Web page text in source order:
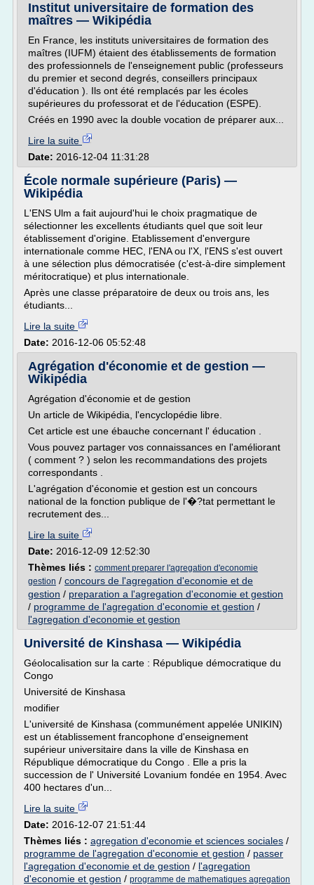
Institut universitaire de formation des
maîtres — Wikipédia
En France, les instituts universitaires de formation des
maîtres (IUFM) étaient des établissements de formation
des professionnels de l'enseignement public (professeurs
du premier et second degrés, conseillers principaux
d'éducation ). Ils ont été remplacés par les écoles
supérieures du professorat et de l'éducation (ESPE).
Créés en 1990 avec la double vocation de préparer aux...
Lire la suite
Date: 2016-12-04 11:31:28
École normale supérieure (Paris) —
Wikipédia
L'ENS Ulm a fait aujourd'hui le choix pragmatique de
sélectionner les excellents étudiants quel que soit leur
établissement d'origine. Etablissement d'envergure
internationale comme HEC, l'ENA ou l'X, l'ENS s'est ouvert
à une sélection plus démocratisée (c'est-à-dire simplement
méritocratique) et plus internationale.
Après une classe préparatoire de deux ou trois ans, les
étudiants...
Lire la suite
Date: 2016-12-06 05:52:48
Agrégation d'économie et de gestion —
Wikipédia
Agrégation d'économie et de gestion
Un article de Wikipédia, l'encyclopédie libre.
Cet article est une ébauche concernant l' éducation .
Vous pouvez partager vos connaissances en l'améliorant
( comment ? ) selon les recommandations des projets
correspondants .
L'agrégation d'économie et gestion est un concours
national de la fonction publique de l'�?tat permettant le
recrutement des...
Lire la suite
Date: 2016-12-09 12:52:30
Thèmes liés : comment preparer l'agregation d'economie
gestion / concours de l'agregation d'economie et de
gestion / preparation a l'agregation d'economie et gestion
/ programme de l'agregation d'economie et gestion /
l'agregation d'economie et gestion
Université de Kinshasa — Wikipédia
Géolocalisation sur la carte : République démocratique du
Congo
Université de Kinshasa
modifier
L'université de Kinshasa (communément appelée UNIKIN)
est un établissement francophone d'enseignement
supérieur universitaire dans la ville de Kinshasa en
République démocratique du Congo . Elle a pris la
succession de l' Université Lovanium fondée en 1954. Avec
400 hectares d'un...
Lire la suite
Date: 2016-12-07 21:51:44
Thèmes liés : agregation d'economie et sciences sociales /
programme de l'agregation d'economie et gestion / passer
l'agregation d'economie et de gestion / l'agregation
d'economie et gestion / programme de mathematiques agregation